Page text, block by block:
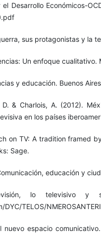
Desarrollo Económicos-
sus protagonistas y la
Un enfoque cualitativo.
y educación. Buenos
& Charlois, A. (2012).
en los países
on TV: A tradition framed
Sage.
educación y
lo televisivo y
TELOS/
espacio